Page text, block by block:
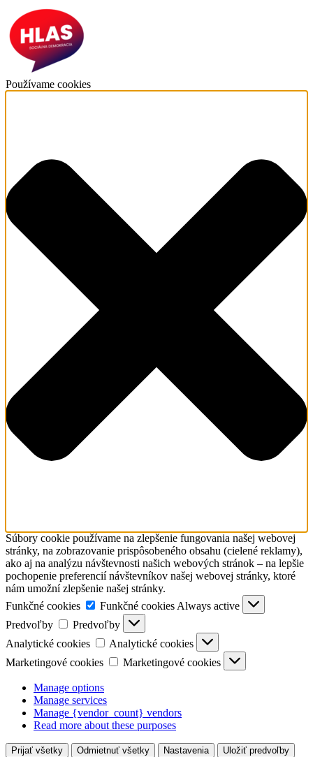
Používame cookies
Súbory cookie používame na zlepšenie fungovania našej webovej
stránky, na zobrazovanie prispôsobeného obsahu (cielené reklamy),
ako aj na analýzu návštevnosti našich webových stránok – na lepšie
pochopenie preferencií návštevníkov našej webovej stránky, ktoré
nám umožní zlepšenie našej stránky.
Funkčné cookies
Funkčné cookies Always active
Predvoľby
Predvoľby
Analytické cookies
Analytické cookies
Marketingové cookies
Marketingové cookies
Manage options
Manage services
Manage {vendor_count} vendors
Read more about these purposes
Prijať všetky Odmietnuť všetky Nastavenia Uložiť predvoľby